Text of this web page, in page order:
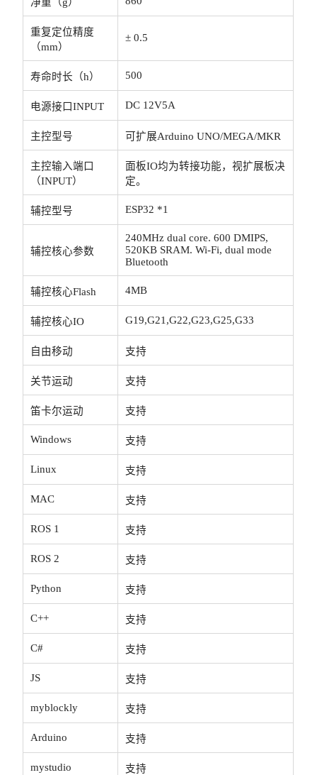
重复定位精度
（mm）
± 0.5
寿命时长（h） 500
电源接口INPUT DC 12V5A
主控型号 可扩展Arduino UNO/MEGA/MKR
主控输入端口
（INPUT）
面板IO均为转接功能，视扩展板决
定。
辅控型号 ESP32 *1
辅控核心参数
240MHz dual core. 600 DMIPS,
520KB SRAM. Wi-Fi, dual mode
Bluetooth
辅控核心Flash 4MB
辅控核心IO G19,G21,G22,G23,G25,G33
自由移动 支持
关节运动 支持
笛卡尔运动 支持
Windows 支持
Linux 支持
MAC 支持
ROS 1 支持
ROS 2 支持
Python 支持
C++ 支持
C# 支持
JS 支持
myblockly 支持
Arduino 支持
mystudio 支持